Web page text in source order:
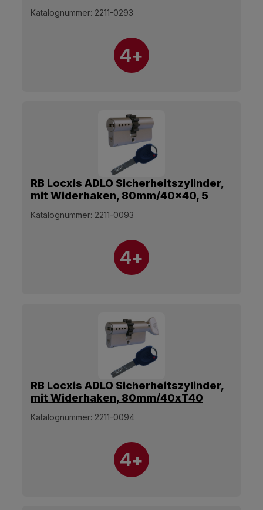
Biometrie-Set V22
Katalognummer: 2211-0293
4+
RB Locxis ADLO Sicherheitszylinder,
mit Widerhaken, 80mm/40x40, 5
Katalognummer: 2211-0093
4+
RB Locxis ADLO Sicherheitszylinder,
mit Widerhaken, 80mm/40xT40
Katalognummer: 2211-0094
4+